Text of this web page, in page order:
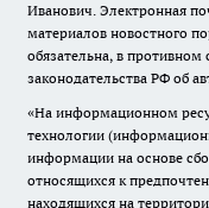
Иванович. Электронная
материалов новостного
обязательна, в
законодательства РФ об
«На информационном
технологии
информации на основе
относящихся к
находящихся на